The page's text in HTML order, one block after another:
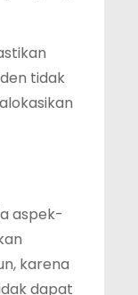
tidak
aspek-
karena
dapat